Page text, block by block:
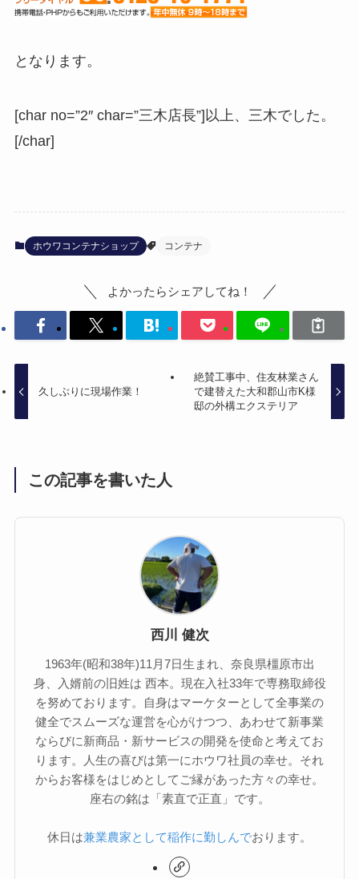
となります。
[char no=”2″ char=”三木店長”]以上、三木でした。
[/char]
ホウワコンテナショップ コンテナ
よかったらシェアしてね！
久しぶりに現場作業！
絶賛工事中、住友林業さん
で建替えた大和郡山市K様
邸の外構エクステリア
この記事を書いた人
西川 健次
1963年(昭和38年)11月7日生まれ、奈良県橿原市出
身、入婿前の旧姓は 西本。現在入社33年で専務取締役
を努めております。自身はマーケターとして全事業の
健全でスムーズな運営を心がけつつ、あわせて新事業
ならびに新商品・新サービスの開発を使命と考えてお
ります。人生の喜びは第一にホウワ社員の幸せ。それ
からお客様をはじめとしてご縁があった方々の幸せ。
座右の銘は「素直で正直」です。
休日は兼業農家として稲作に勤しんでおります。